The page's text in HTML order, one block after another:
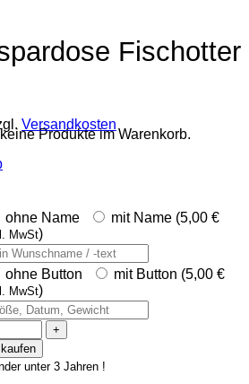
Produkte im Warenkorb.
Fischotter
Versandkosten
ohne Name mit Name (5,00 €
MwSt)
ohne Button mit Button (5,00 €
MwSt)
unter 3 Jahren !